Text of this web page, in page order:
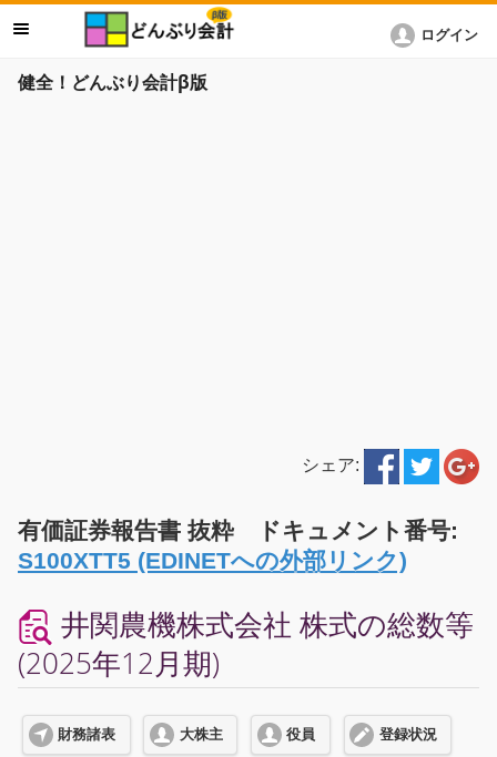
健全！どんぶり会計β版
ログイン
シェア:
有価証券報告書 抜粋 ドキュメント番号:
S100XTT5 (EDINETへの外部リンク)
井関農機株式会社 株式の総数等
(2025年12月期)
財務諸表 大株主 役員 登録状況